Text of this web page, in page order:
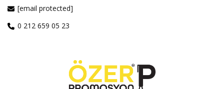
[email protected]
0 212 659 05 23